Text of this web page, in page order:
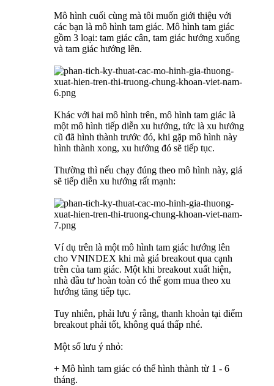
Mô hình cuối cùng mà tôi muốn giới thiệu với
các bạn là mô hình tam giác. Mô hình tam giác
gồm 3 loại: tam giác cân, tam giác hướng xuống
và tam giác hướng lên.
Khác với hai mô hình trên, mô hình tam giác là
một mô hình tiếp diễn xu hướng, tức là xu hướng
cũ đã hình thành trước đó, khi gặp mô hình này
hình thành xong, xu hướng đó sẽ tiếp tục.
Thường thì nếu chạy đúng theo mô hình này, giá
sẽ tiếp diễn xu hướng rất mạnh:
Ví dụ trên là một mô hình tam giác hướng lên
cho VNINDEX khi mà giá breakout qua cạnh
trên của tam giác. Một khi breakout xuất hiện,
nhà đầu tư hoàn toàn có thể gom mua theo xu
hướng tăng tiếp tục.
Tuy nhiên, phải lưu ý rằng, thanh khoản tại điểm
breakout phải tốt, không quá thấp nhé.
Một số lưu ý nhỏ:
+ Mô hình tam giác có thể hình thành từ 1 - 6
tháng.